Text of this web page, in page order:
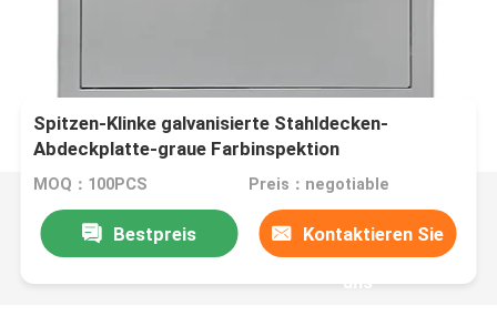
Spitzen-Klinke galvanisierte Stahldecken-
Abdeckplatte-graue Farbinspektion
MOQ：100PCS Preis：negotiable
Bestpreis Kontaktieren Sie
uns